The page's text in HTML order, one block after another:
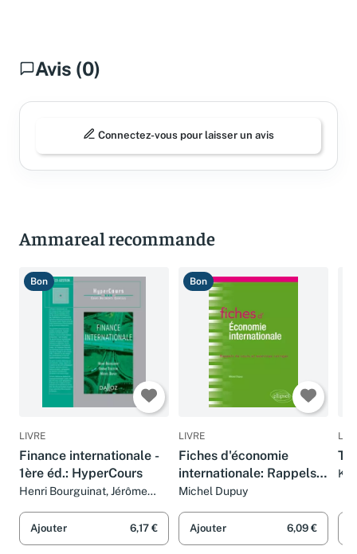
Avis (0)
Connectez-vous pour laisser un avis
Ammareal recommande
Bon
LIVRE
Finance internationale -
1ère éd.: HyperCours
Henri Bourguinat, Jérôme
Ajouter 6,17 €
Bon
LIVRE
Fiches d'économie
internationale: Rappels
de cours et exercices
Michel Dupuy
Ajouter 6,09 €